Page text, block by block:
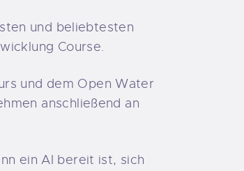
und beliebtesten
Course.
und dem Open Water
anschließend an
ein AI bereit ist, sich